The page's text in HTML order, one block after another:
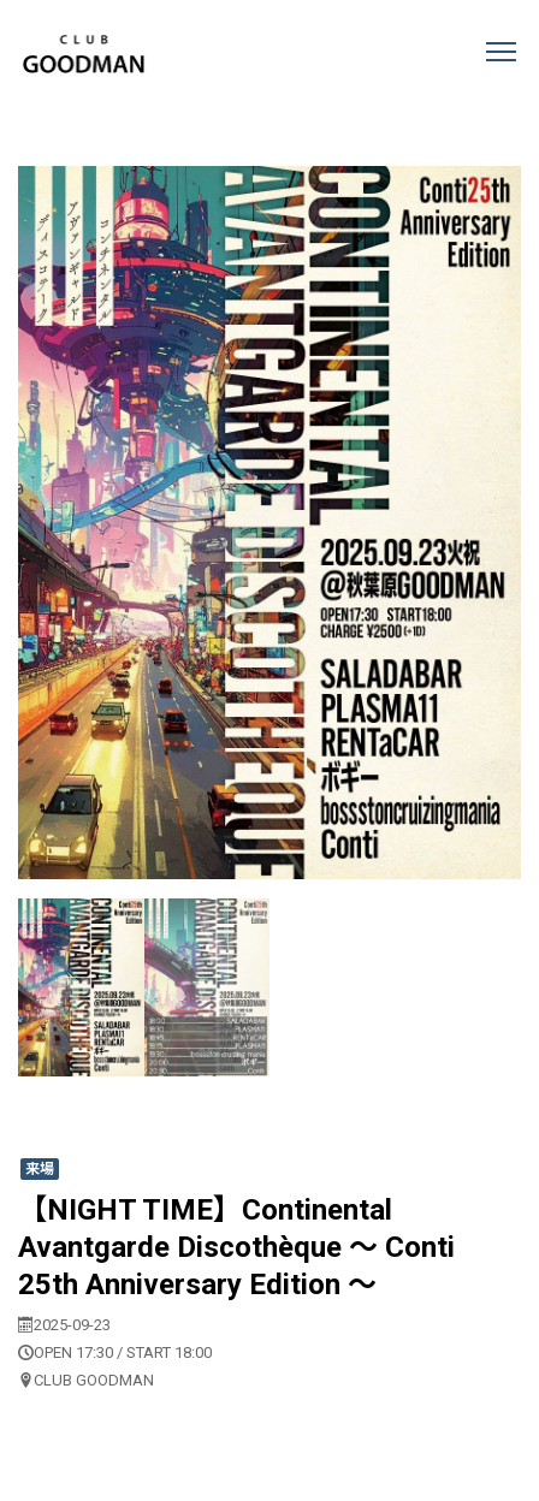
来場
【NIGHT TIME】Continental
Avantgarde Discothèque 〜 Conti
25th Anniversary Edition 〜
2025-09-23
OPEN 17:30 / START 18:00
CLUB GOODMAN